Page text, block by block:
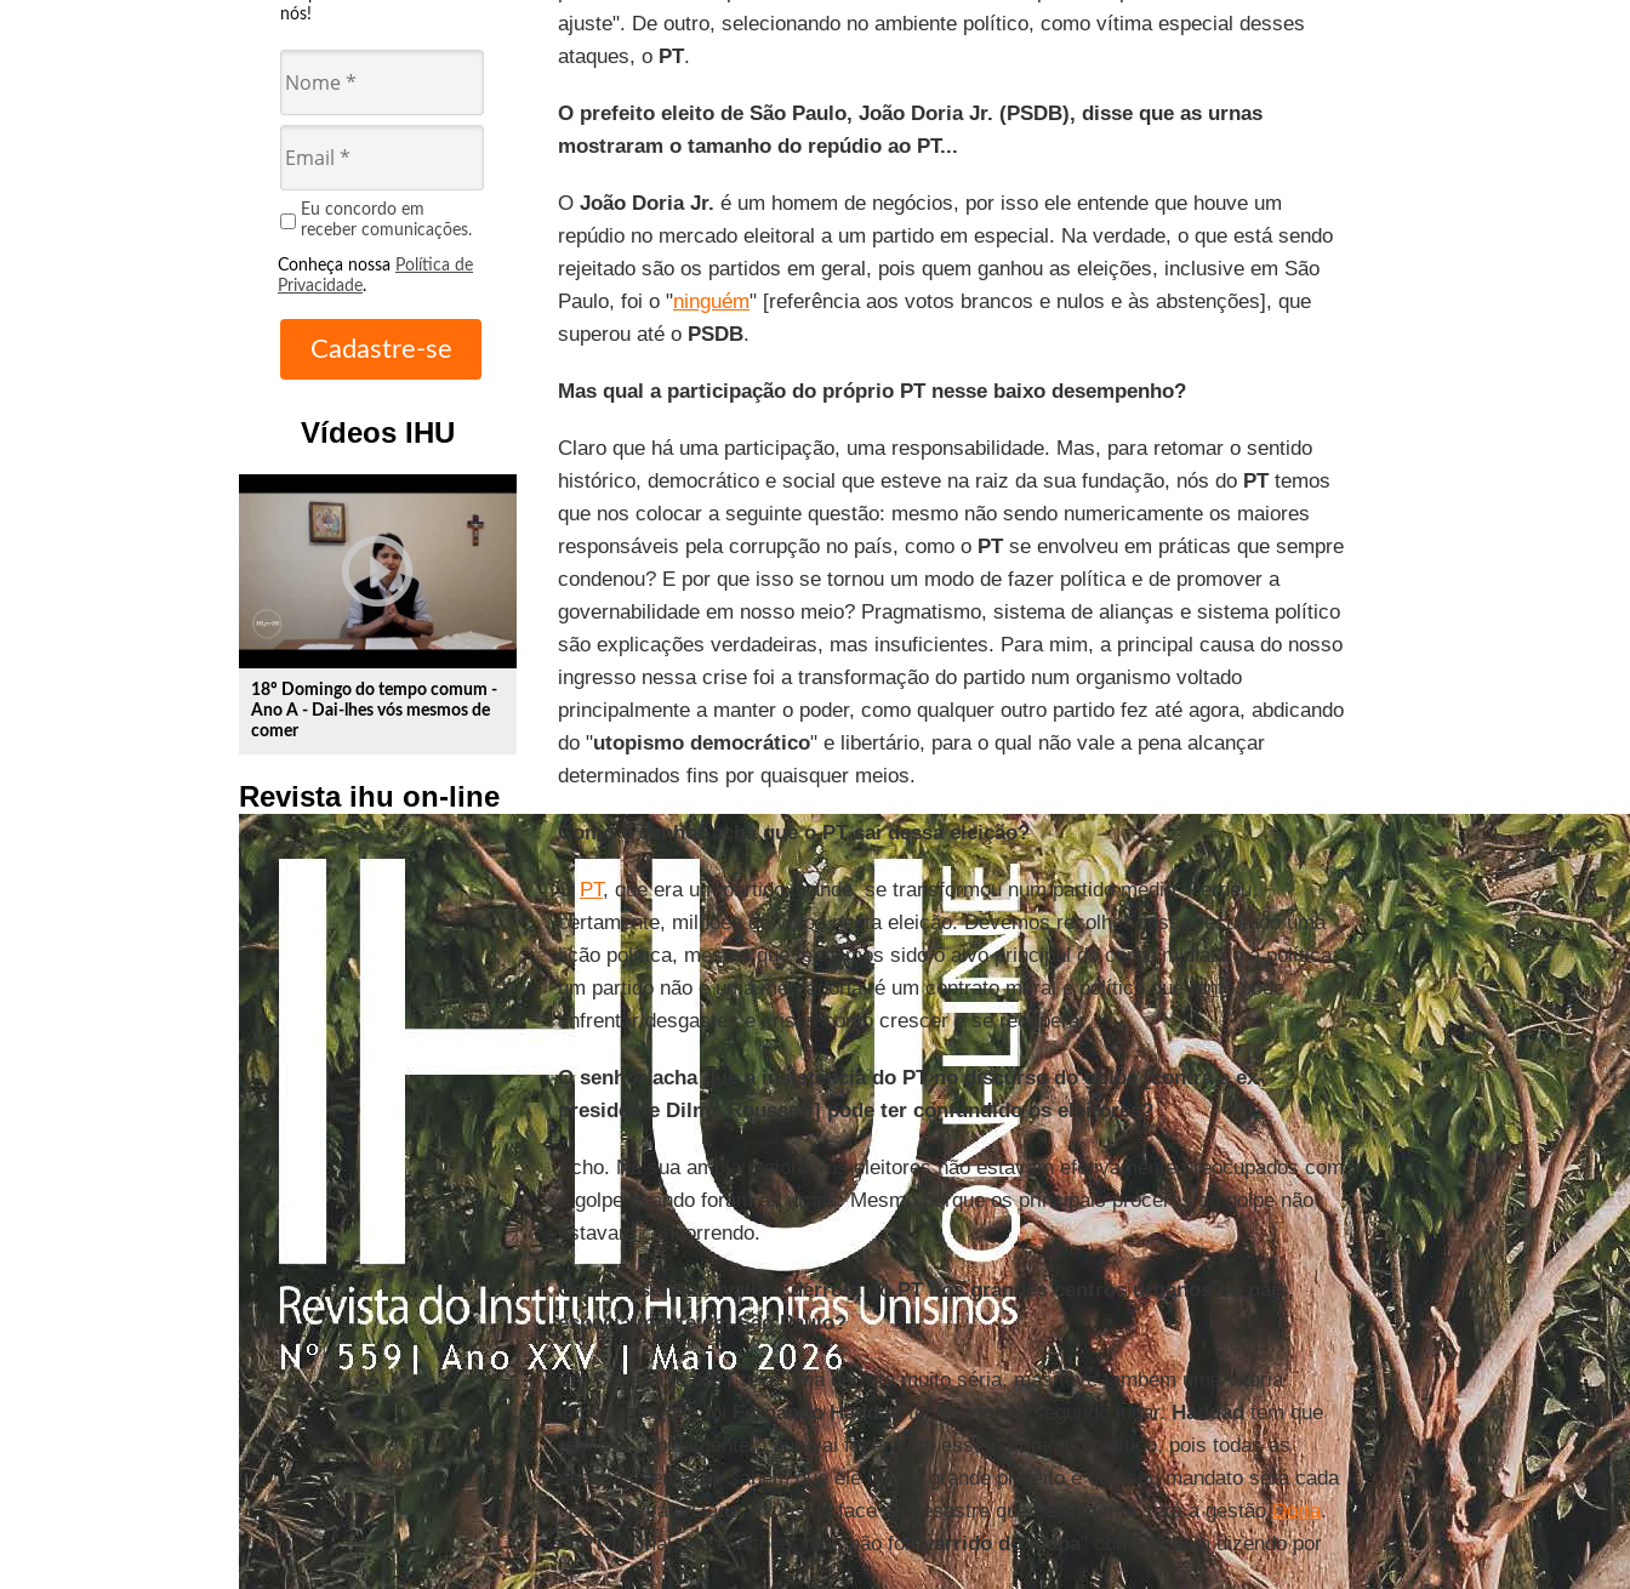
nós!
Eu concordo em
receber comunicações.
Conheça nossa Política de
Privacidade.
Vídeos IHU
play_circle_outline
18º Domingo do tempo comum -
Ano A - Dai-lhes vós mesmos de
comer
Revista ihu on-line
ajuste". De outro, selecionando no ambiente político, como vítima especial desses
ataques, o PT.
O prefeito eleito de São Paulo, João Doria Jr. (PSDB), disse que as urnas
mostraram o tamanho do repúdio ao PT...
O João Doria Jr. é um homem de negócios, por isso ele entende que houve um
repúdio no mercado eleitoral a um partido em especial. Na verdade, o que está sendo
rejeitado são os partidos em geral, pois quem ganhou as eleições, inclusive em São
Paulo, foi o "ninguém" [referência aos votos brancos e nulos e às abstenções], que
superou até o PSDB.
Mas qual a participação do próprio PT nesse baixo desempenho?
Claro que há uma participação, uma responsabilidade. Mas, para retomar o sentido
histórico, democrático e social que esteve na raiz da sua fundação, nós do PTtemos
que nos colocar a seguinte questão: mesmo não sendo numericamente os maiores
responsáveis pela corrupção no país, como o PTse envolveu em práticas que sempre
condenou? E por que isso se tornou um modo de fazer política e de promover a
governabilidade em nosso meio? Pragmatismo, sistema de alianças e sistema político
são explicações verdadeiras, mas insuficientes. Para mim, a principal causa do nosso
ingresso nessa crise foi a transformação do partido num organismo voltado
principalmente a manter o poder, como qualquer outro partido fez até agora, abdicando
do "utopismo democrático" e libertário, para o qual não vale a pena alcançar
determinados fins por quaisquer meios.
Como o senhor acha que o PT sai dessa eleição?
O PT, que era um partido grande, se transformou num partido médio. Perdeu,
certamente, milhões de votos nesta eleição. Devemos recolher desse resultado uma
lição política, mesmo que tenhamos sido o alvo principal do cerco midiático à política:
um partido não é uma mercadoria, é um contrato moral e político que tanto pode
enfrentar desgastes e crises como crescer e se recuperar.
O senhor acha que a insistência do PT no discurso do golpe [contra a ex-
presidente Dilma Rousseff] pode ter confundido os eleitores?
Acho. Na sua ampla maioria, os eleitores não estavam efetivamente preocupados com
o golpe quando foram às urnas. Mesmo porque os principais próceres do golpe não
estavam concorrendo.
Como o senhor avalia a derrota do PT nos grandes centros urbanos do país,
especialmente em São Paulo?
Em São Paulo oPTteve uma derrota muito séria, mas teve também uma vitória
importante, que foi
Fernando Haddadter ficado em segundo lugar.Haddadtem que
resolver rapidamente o que vai fazer com esse patrimônio político, pois todas as
pessoas sensatas sabem que ele foi um grande prefeito e que seu mandato será cada
vez mais valorizado, inclusive face ao desastre que certamente será a gestãoDoria.
OPTfoi mal nas eleições, mas não foi " varrido do mapa
" como andam dizendo por
aí.